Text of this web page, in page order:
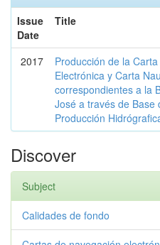
Issue
Date
Title
2017
Producción de la
Electrónica y Carta
correspondientes a la
José a través de Base
Producción
Discover
Subject
Calidades de fondo